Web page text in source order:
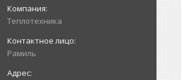
Теплотехника
Рамиль